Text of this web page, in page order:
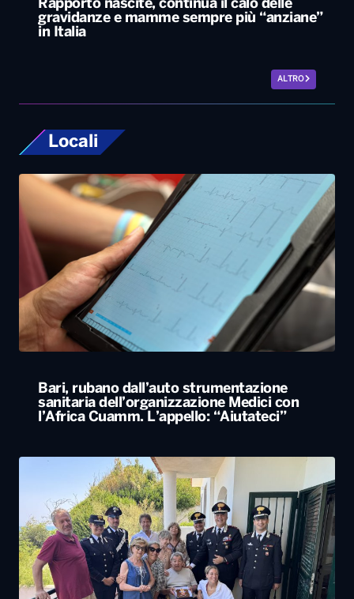
Rapporto nascite, continua il calo delle
gravidanze e mamme sempre più “anziane”
in Italia
ALTRO
Locali
Bari, rubano dall’auto strumentazione
sanitaria dell’organizzazione Medici con
l’Africa Cuamm. L’appello: “Aiutateci”